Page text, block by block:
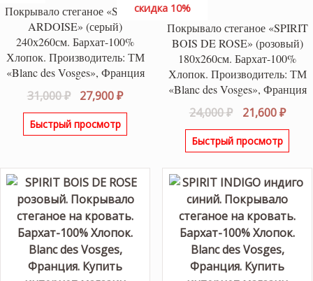
Покрывало стеганое «SPIRIT
ARDOISE» (серый)
240х260см. Бархат-100%
Хлопок. Производитель: ТМ
«Blanc des Vosges», Франция
31,000₽
Первоначальная
цена
составляла
27,900₽Текущая
цена:
Быстрый просмотр
скидка 10%
Покрывало стеганое «SPIRIT
BOIS DE ROSE» (розовый)
180х260см. Бархат-100%
Хлопок. Производитель: ТМ
«Blanc des Vosges», Франция
24,000₽
цена
составляла
21,600₽
Быстрый просмотр